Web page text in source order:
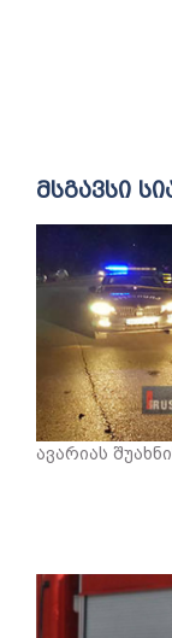
მსგავსი
ავარიას